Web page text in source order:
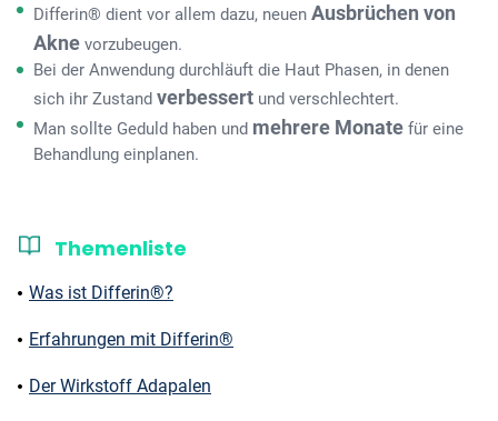
Differin® dient vor allem dazu, neuen Ausbrüchen von
Akne vorzubeugen.
Bei der Anwendung durchläuft die Haut Phasen, in denen
sich ihr Zustand verbessert und verschlechtert.
Man sollte Geduld haben und mehrere Monate für eine
Behandlung einplanen.
Themenliste
Was ist Differin®?
Erfahrungen mit Differin®
Der Wirkstoff Adapalen